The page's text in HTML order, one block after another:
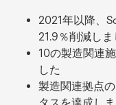
2021年以降、
21.9％削減しま
10の製造関連
した
製造関連拠点
タスを達成し